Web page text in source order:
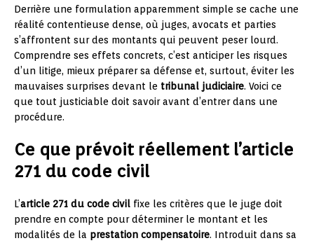
Derrière une formulation apparemment simple se cache une
réalité contentieuse dense, où juges, avocats et parties
s’affrontent sur des montants qui peuvent peser lourd.
Comprendre ses effets concrets, c’est anticiper les risques
d’un litige, mieux préparer sa défense et, surtout, éviter les
mauvaises surprises devant le tribunal judiciaire. Voici ce
que tout justiciable doit savoir avant d’entrer dans une
procédure.
Ce que prévoit réellement l’article
271 du code civil
L’article 271 du code civil fixe les critères que le juge doit
prendre en compte pour déterminer le montant et les
modalités de la prestation compensatoire. Introduit dans sa